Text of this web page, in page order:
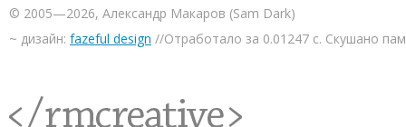
© 2005—2026, Александр Макаров (Sam Dark)
~ дизайн: fazeful design //Отработало за 0.01247 с. Скушано
<rmcreative/>